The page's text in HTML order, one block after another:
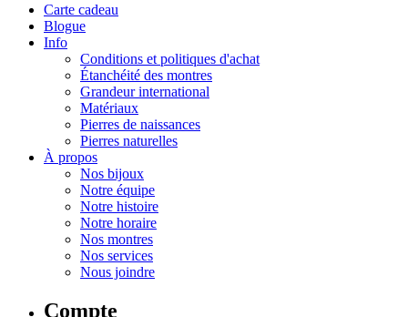
Carte cadeau
Blogue
Info
Conditions et politiques d'achat
Étanchéité des montres
Grandeur international
Matériaux
Pierres de naissances
Pierres naturelles
À propos
Nos bijoux
Notre équipe
Notre histoire
Notre horaire
Nos montres
Nos services
Nous joindre
Compte